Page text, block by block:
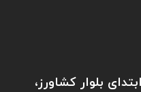
بلوار کشاورز،